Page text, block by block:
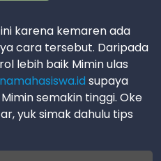
karena kemaren ada
cara tersebut. Daripada
lebih baik Mimin ulas
supaya
semakin tinggi. Oke
yuk simak dahulu tips